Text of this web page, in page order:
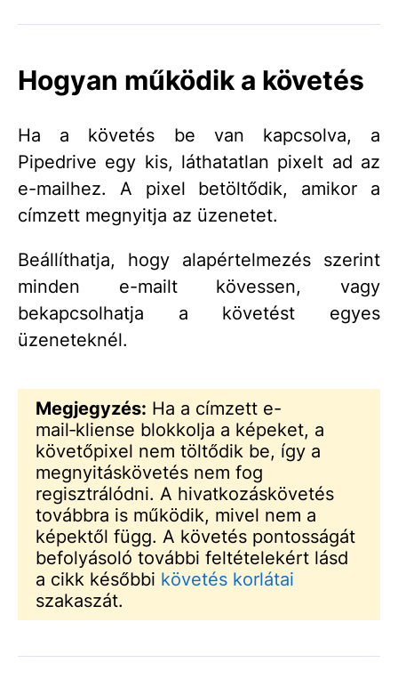
Hogyan működik a követés
Ha a követés be van kapcsolva, a
Pipedrive egy kis, láthatatlan pixelt ad az
e-mailhez. A pixel betöltődik, amikor a
címzett megnyitja az üzenetet.
Beállíthatja, hogy alapértelmezés szerint
minden e-mailt kövessen, vagy
bekapcsolhatja a követést egyes
üzeneteknél.
Megjegyzés: Ha a címzett e-
mail‑kliense blokkolja a képeket, a
követőpixel nem töltődik be, így a
megnyitáskövetés nem fog
regisztrálódni. A hivatkozáskövetés
továbbra is működik, mivel nem a
képektől függ. A követés pontosságát
befolyásoló további feltételekért lásd
a cikk későbbi követés korlátai
szakaszát.